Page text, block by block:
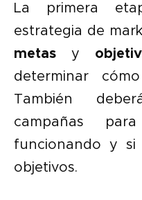
La primera
estrategia de
metas y
determinar
También
campañas
funcionando y si
objetivos.